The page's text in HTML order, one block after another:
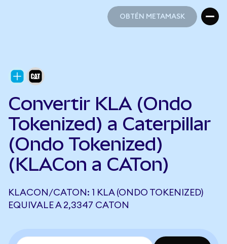
OBTÉN METAMASK
Convertir KLA (Ondo
Tokenized) a Caterpillar
(Ondo Tokenized)
(KLACon a CATon)
KLACON/CATON: 1 KLA (ONDO TOKENIZED)
EQUIVALE A 2,3347 CATON